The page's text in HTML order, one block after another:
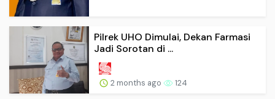
Pilrek UHO Dimulai, Dekan Farmasi
Jadi Sorotan di ...
2 months ago 124